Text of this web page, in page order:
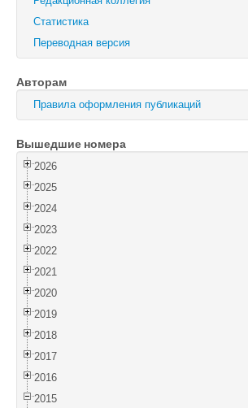
Физика твердого тела
Физика и техника полупроводников
Оптика и спектроскопия
Поиск
Войти
Статистика
Переводная версия
Авторам
Правила оформления публикаций
Вышедшие номера
2026
2025
2024
2023
2022
2021
2020
2019
2018
2017
2016
2015